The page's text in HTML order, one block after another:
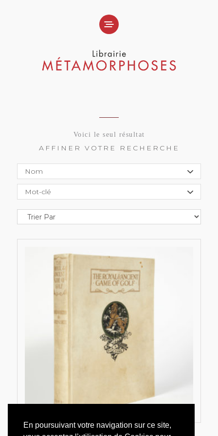
En poursuivant votre navigation sur ce site,
Voici le seul résultat
AFFINER VOTRE RECHERCHE
Nom
Mot-clé